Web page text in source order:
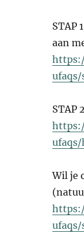
STAP
aan
STAP
Wil je